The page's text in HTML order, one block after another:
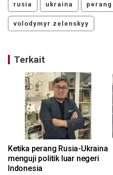
rusia ukraina perang
volodymyr zelenskyy
Terkait
Ketika perang Rusia-Ukraina
menguji politik luar negeri
Indonesia